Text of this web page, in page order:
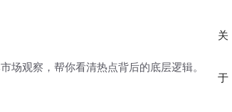
场观察，帮你看清热点背后的底层逻辑。
关
于